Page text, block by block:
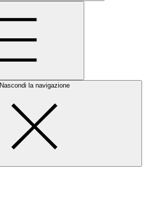
Nascondi la navigazione